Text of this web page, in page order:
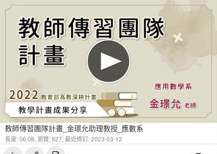
教師傳習團隊計畫_金璟允助理教授_應數系
長度: 06:08, 瀏覽: 827, 最近修訂: 2023-03-13